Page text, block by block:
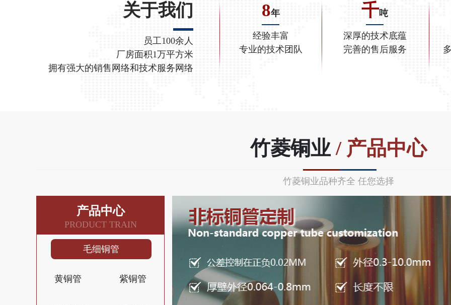
关于我们
员工100余人
厂房面积1万平方米
拥有强大的销售网络和技术服务网络
8年
经验丰富
专业的技术团队
千吨
深厚的技术底蕴
完善的售后服务
竹菱铜业/ 产品中心
竹菱铜业品种齐全 任您选择
产品中心
PRODUCT TRAIN
毛细铜管
黄铜管 紫铜管